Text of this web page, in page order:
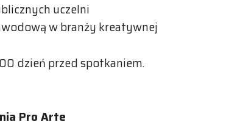
uczelni
w branży kreatywnej
dzień przed spotkaniem.
Pro Arte